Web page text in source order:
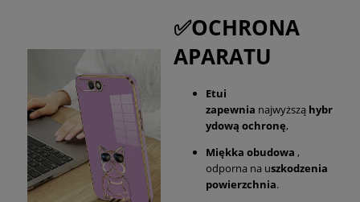
✅OCHRONA
APARATU
Etui
zapewnia najwyższą hybr
ydową ochronę,
Miękka obudowa ,
odporna na uszkodzenia
powierzchnia.